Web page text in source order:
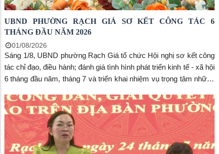
UBND PHƯỜNG RẠCH GIÁ SƠ KẾT CÔNG TÁC 6
THÁNG ĐẦU NĂM 2026
01/08/2026
Sáng 1/8, UBND phường Rạch Giá tổ chức Hội nghị sơ kết công
tác chỉ đạo, điều hành; đánh giá tình hình phát triển kinh tế - xã hội
6 tháng đầu năm, tháng 7 và triển khai nhiệm vụ trọng tâm những
phường chủ trì hội nghị. Tham dự có lãnh đạo các phòng, ban,
đơn vị và Trưởng các khu phố trên địa bàn. Hội nghị cũng triển
khai các nhiệm vụ cấp bách về chống khai thác hải sản bất hợp
pháp, không báo cáo và không theo quy định (IUU); hướng dẫn
tạm thời về tổ chức, hoạt động của khu phố; hoàn thiện cơ sở dữ